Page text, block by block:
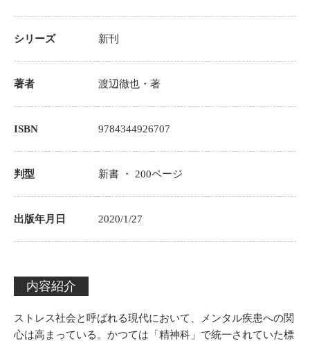
シリーズ 新刊
著者 渡辺徹也 ・著
ISBN 9784344926707
判型 新書 ・ 200ページ
出版年月日 2020/1/27
内容紹介
ストレス社会と呼ばれる現代において、メンタル疾患への関
心は高まっている。かつては「精神科」で統一されていた標